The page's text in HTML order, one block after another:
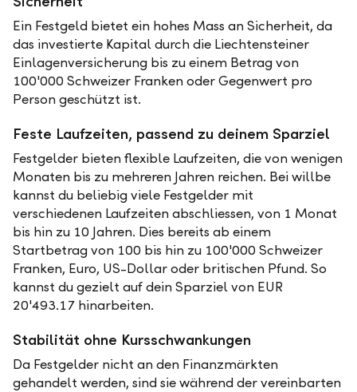
Ein Festgeld bietet ein hohes Mass an Sicherheit, da
das investierte Kapital durch die Liechtensteiner
Einlagenversicherung bis zu einem Betrag von
100'000 Schweizer Franken oder Gegenwert pro
Person geschützt ist.
Feste Laufzeiten, passend zu deinem Sparziel
Festgelder bieten flexible Laufzeiten, die von wenigen
Monaten bis zu mehreren Jahren reichen. Bei willbe
kannst du beliebig viele Festgelder mit
verschiedenen Laufzeiten abschliessen, von 1 Monat
bis hin zu 10 Jahren. Dies bereits ab einem
Startbetrag von 100 bis hin zu 100'000 Schweizer
Franken, Euro, US-Dollar oder britischen Pfund. So
kannst du gezielt auf dein Sparziel von EUR
20'493.17 hinarbeiten.
Stabilität ohne Kursschwankungen
Da Festgelder nicht an den Finanzmärkten
gehandelt werden, sind sie während der vereinbarten